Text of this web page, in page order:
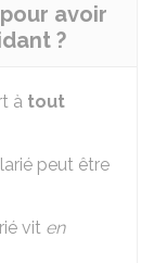
avoir
?
à tout
peut être
vit en